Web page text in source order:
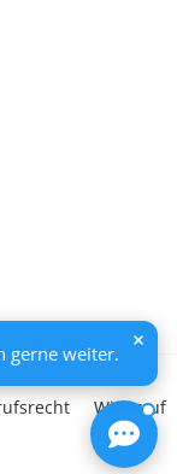
gerne weiter.
Widerruf